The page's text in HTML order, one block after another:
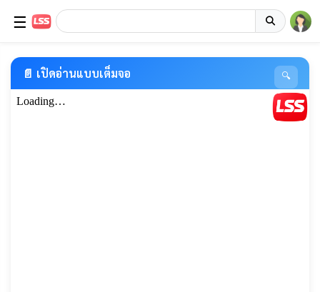
☰
📄 เปิดอ่านแบบเต็มจอ 🔍